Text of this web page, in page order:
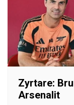
​Zyrtare:
Arsenalit